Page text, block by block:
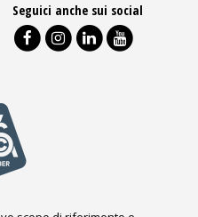
Seguici anche sui social